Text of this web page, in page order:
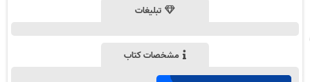
تبلیغات
مشخصات کتاب